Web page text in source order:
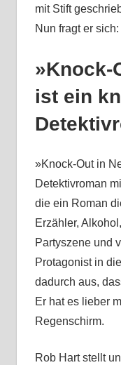
mit Stift
Nun fragt er
»Knock-
ist ein
»Knock-Out in
Detektivroman
die ein Roman
Erzähler,
Partyszene und
Protagonist in
dadurch aus,
Er hat es lieber
Regenschirm.
Rob Hart stellt